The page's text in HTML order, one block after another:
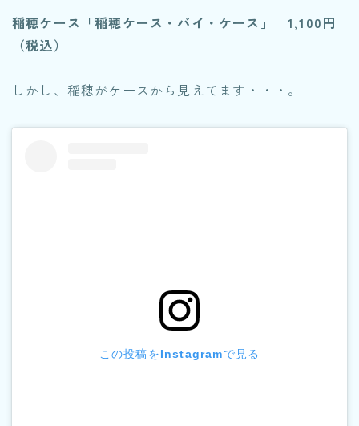
稲穂ケース 「稲穂ケース・バイ・ケース」 1,100円
（税込）
しかし、稲穂がケースから見えてます・・・。
この投稿をInstagramで見る